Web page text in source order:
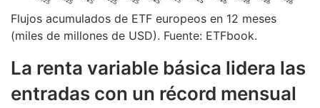
Flujos acumulados de ETF europeos en 12 meses
(miles de millones de USD). Fuente: ETFbook.
La renta variable básica lidera las
entradas con un récord mensual